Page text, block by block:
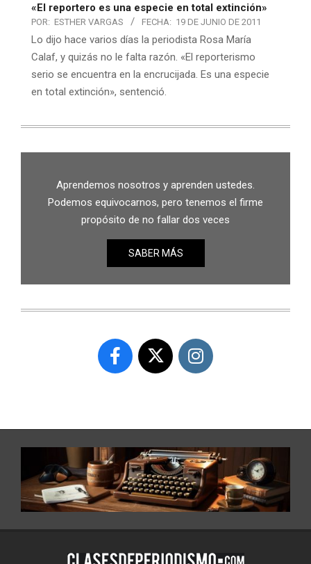
«El reportero es una especie en total extinción»
POR: ESTHER VARGAS FECHA: 19 DE JUNIO DE 2011
Lo dijo hace varios días la periodista Rosa María
Calaf, y quizás no le falta razón. «El reporterismo
serio se encuentra en la encrucijada. Es una especie
en total extinción», sentenció.
Aprendemos nosotros y aprenden ustedes.
Podemos equivocarnos, pero tenemos el firme
propósito de no fallar dos veces
SABER MÁS